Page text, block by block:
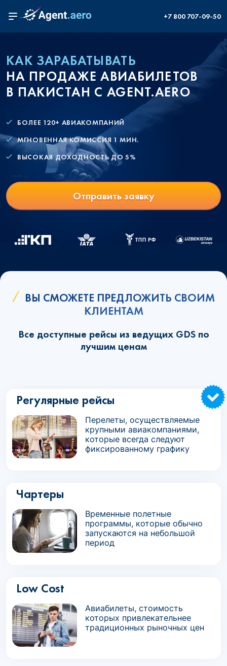
+7 800 707-09-50
КАК ЗАРАБАТЫВАТЬ
НА ПРОДАЖЕ АВИАБИЛЕТОВ
В ПАКИСТАН С AGENT.AERO
БОЛЕЕ 120+ АВИАКОМПАНИЙ
МГНОВЕННАЯ КОМИССИЯ 1 МИН.
ВЫСОКАЯ ДОХОДНОСТЬ ДО 5%
Отправить заявку
ВЫ СМОЖЕТЕ ПРЕДЛОЖИТЬ СВОИМ
КЛИЕНТАМ
Все доступные рейсы из ведущих GDS по
лучшим ценам
Регулярные рейсы
Перелеты, осуществляемые
крупными авиакомпаниями,
которые всегда следуют
фиксированному графику
Чартеры
Временные полетные
программы, которые обычно
запускаются на небольшой
период
Low Cost
Авиабилеты, стоимость
которых привлекательнее
традиционных рыночных цен